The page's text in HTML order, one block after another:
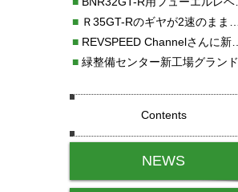
■Ｒ35GT-Rのギヤが2速のまま変速しない！！
■REVSPEED Channelさんに新社屋を紹介していただきました!!
■緑整備センター新工場グランドオープン・続報
Contents
NEWS